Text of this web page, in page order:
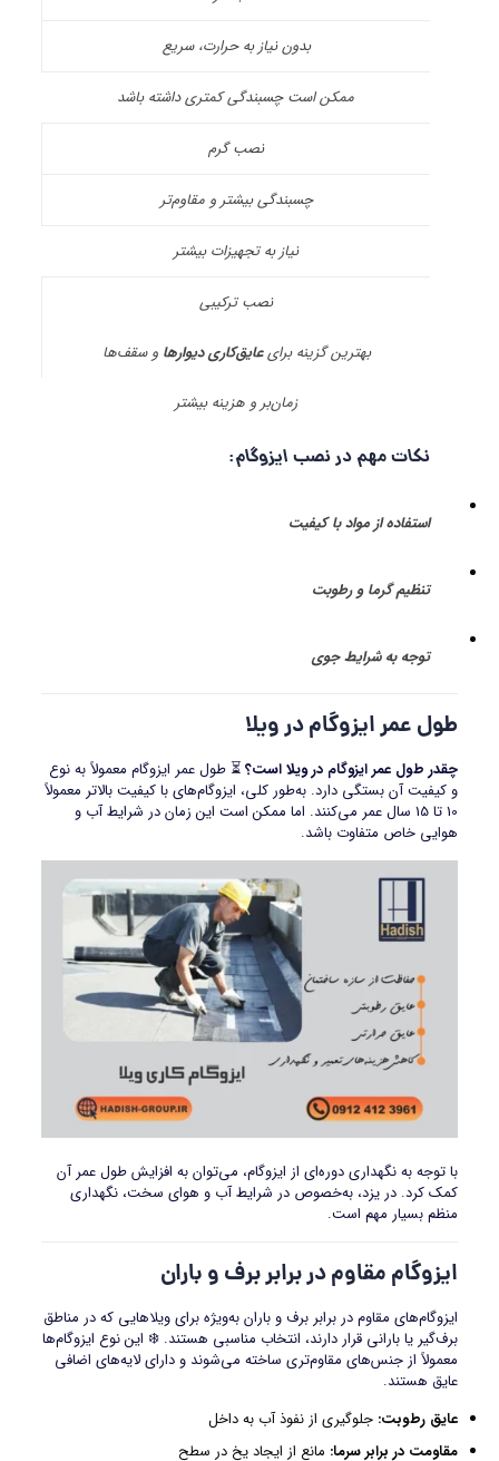
بدون نیاز به حرارت، سریع
ممکن است چسبندگی کمتری داشته باشد
نصب گرم
چسبندگی بیشتر و مقاوم‌تر
نیاز به تجهیزات بیشتر
نصب ترکیبی
بهترین گزینه برایعایق‌کاری دیوارها و سقف‌ها
زمان‌بر و هزینه بیشتر
نکات مهم در نصب ایزوگام:
استفاده از مواد با کیفیت
تنظیم گرما و رطوبت
توجه به شرایط جوی
طول عمر ایزوگام در ویلا
چقدر طول عمر ایزوگام در ویلا است؟⏳ طول عمر ایزوگام معمولاً به نوع
و کیفیت آن بستگی دارد. به‌طور کلی، ایزوگام‌های با کیفیت بالاتر معمولاً
10 تا 15 سال عمر می‌کنند. اما ممکن است این زمان در شرایط آب و
هوایی خاص متفاوت باشد.
با توجه به نگهداری دوره‌ای از ایزوگام، می‌توان به افزایش طول عمر آن
کمک کرد. در یزد، به‌خصوص در شرایط آب و هوای سخت، نگهداری
منظم بسیار مهم است.
ایزوگام مقاوم در برابر برف و باران
ایزوگام‌های مقاوم در برابر برف و باران به‌ویژه برای ویلاهایی که در مناطق
برف‌گیر یا بارانی قرار دارند، انتخاب مناسبی هستند. ❄️ این نوع ایزوگام‌ها
معمولاً از جنس‌های مقاوم‌تری ساخته می‌شوند و دارای لایه‌های اضافی
عایق هستند.
عایق رطوبت: جلوگیری از نفوذ آب به داخل
مقاومت در برابر سرما: مانع از ایجاد یخ در سطح